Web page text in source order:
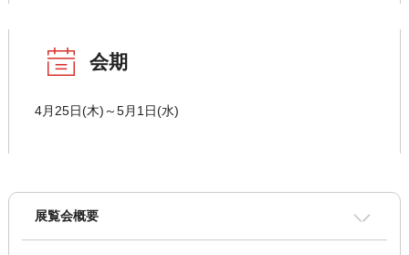
会期
4月25日(木)～5月1日(水)
展覧会概要